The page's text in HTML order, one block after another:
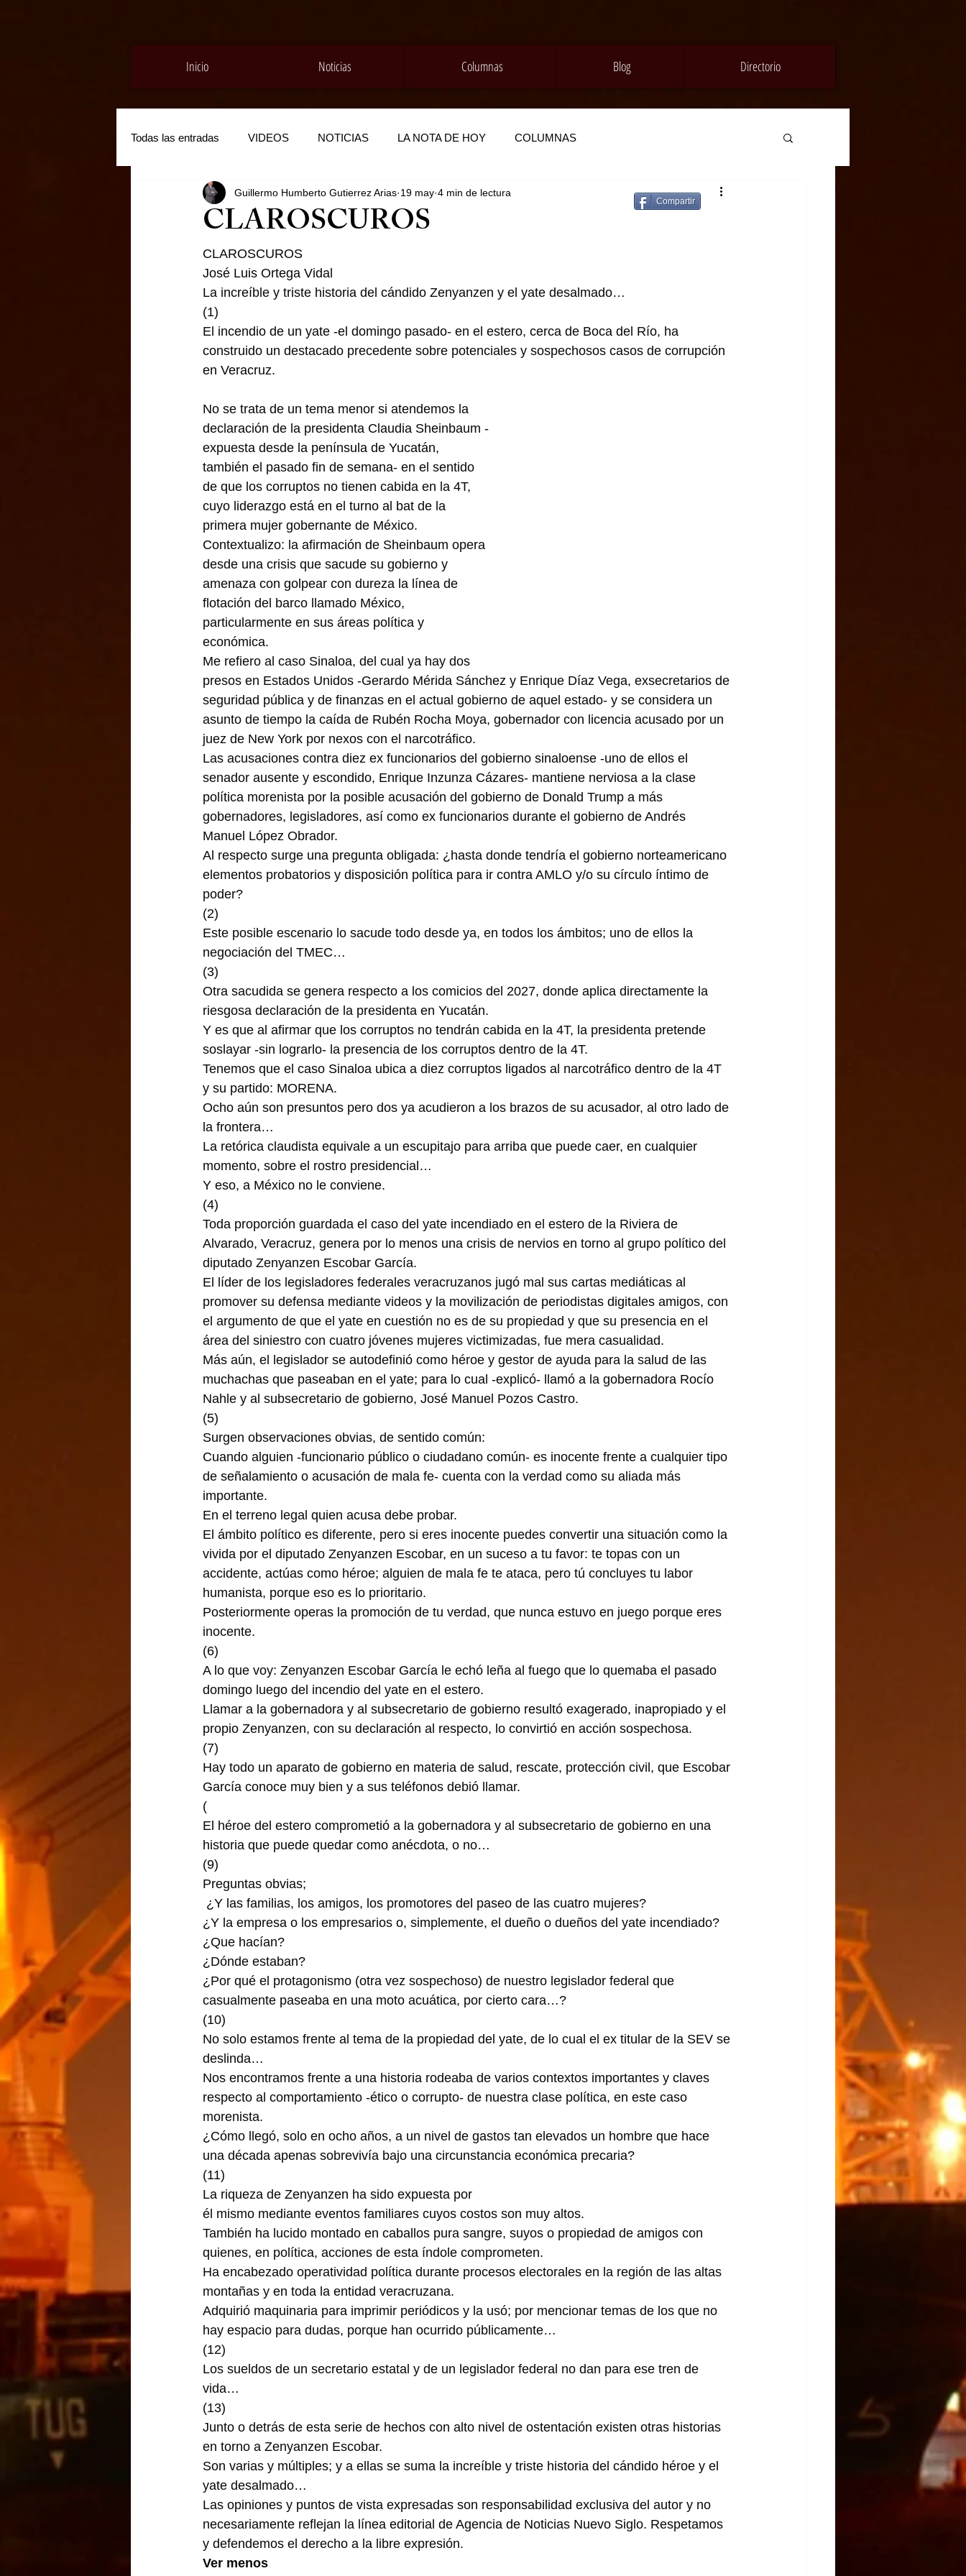
Inicio Noticias Columnas Blog Directorio
Todas las entradas VIDEOS NOTICIAS LA NOTA DE HOY COLUMNAS
CLAROSCUROS
Guillermo Humberto Gutierrez Arias 19 may 4 min de lectura
CLAROSCUROS
José Luis Ortega Vidal
La increíble y triste historia del cándido Zenyanzen y el yate desalmado…
(1)
El incendio de un yate -el domingo pasado- en el estero, cerca de Boca del Río, ha
construido un destacado precedente sobre potenciales y sospechosos casos de corrupción
en Veracruz.
No se trata de un tema menor si atendemos la
declaración de la presidenta Claudia Sheinbaum -
expuesta desde la península de Yucatán,
también el pasado fin de semana- en el sentido
de que los corruptos no tienen cabida en la 4T,
cuyo liderazgo está en el turno al bat de la
primera mujer gobernante de México.
Contextualizo: la afirmación de Sheinbaum opera
desde una crisis que sacude su gobierno y
amenaza con golpear con dureza la línea de
flotación del barco llamado México,
particularmente en sus áreas política y
económica.
Me refiero al caso Sinaloa, del cual ya hay dos
presos en Estados Unidos -Gerardo Mérida Sánchez y Enrique Díaz Vega, exsecretarios de
seguridad pública y de finanzas en el actual gobierno de aquel estado- y se considera un
asunto de tiempo la caída de Rubén Rocha Moya, gobernador con licencia acusado por un
juez de New York por nexos con el narcotráfico.
Las acusaciones contra diez ex funcionarios del gobierno sinaloense -uno de ellos el
senador ausente y escondido, Enrique Inzunza Cázares- mantiene nerviosa a la clase
política morenista por la posible acusación del gobierno de Donald Trump a más
gobernadores, legisladores, así como ex funcionarios durante el gobierno de Andrés
Manuel López Obrador.
Al respecto surge una pregunta obligada: ¿hasta donde tendría el gobierno norteamericano
elementos probatorios y disposición política para ir contra AMLO y/o su círculo íntimo de
poder?
(2)
Este posible escenario lo sacude todo desde ya, en todos los ámbitos; uno de ellos la
negociación del TMEC…
(3)
Otra sacudida se genera respecto a los comicios del 2027, donde aplica directamente la
riesgosa declaración de la presidenta en Yucatán.
Y es que al afirmar que los corruptos no tendrán cabida en la 4T, la presidenta pretende
soslayar -sin lograrlo- la presencia de los corruptos dentro de la 4T.
Tenemos que el caso Sinaloa ubica a diez corruptos ligados al narcotráfico dentro de la 4T
y su partido: MORENA.
Ocho aún son presuntos pero dos ya acudieron a los brazos de su acusador, al otro lado de
la frontera…
La retórica claudista equivale a un escupitajo para arriba que puede caer, en cualquier
momento, sobre el rostro presidencial…
Y eso, a México no le conviene.
(4)
Toda proporción guardada el caso del yate incendiado en el estero de la Riviera de
Alvarado, Veracruz, genera por lo menos una crisis de nervios en torno al grupo político del
diputado Zenyanzen Escobar García.
El líder de los legisladores federales veracruzanos jugó mal sus cartas mediáticas al
promover su defensa mediante videos y la movilización de periodistas digitales amigos, con
el argumento de que el yate en cuestión no es de su propiedad y que su presencia en el
área del siniestro con cuatro jóvenes mujeres victimizadas, fue mera casualidad.
Más aún, el legislador se autodefinió como héroe y gestor de ayuda para la salud de las
muchachas que paseaban en el yate; para lo cual -explicó- llamó a la gobernadora Rocío
Nahle y al subsecretario de gobierno, José Manuel Pozos Castro.
(5)
Surgen observaciones obvias, de sentido común:
Cuando alguien -funcionario público o ciudadano común- es inocente frente a cualquier tipo
de señalamiento o acusación de mala fe- cuenta con la verdad como su aliada más
importante.
En el terreno legal quien acusa debe probar.
El ámbito político es diferente, pero si eres inocente puedes convertir una situación como la
vivida por el diputado Zenyanzen Escobar, en un suceso a tu favor: te topas con un
accidente, actúas como héroe; alguien de mala fe te ataca, pero tú concluyes tu labor
humanista, porque eso es lo prioritario.
Posteriormente operas la promoción de tu verdad, que nunca estuvo en juego porque eres
inocente.
(6)
A lo que voy: Zenyanzen Escobar García le echó leña al fuego que lo quemaba el pasado
domingo luego del incendio del yate en el estero.
Llamar a la gobernadora y al subsecretario de gobierno resultó exagerado, inapropiado y el
propio Zenyanzen, con su declaración al respecto, lo convirtió en acción sospechosa.
(7)
Hay todo un aparato de gobierno en materia de salud, rescate, protección civil, que Escobar
García conoce muy bien y a sus teléfonos debió llamar.
(
El héroe del estero comprometió a la gobernadora y al subsecretario de gobierno en una
historia que puede quedar como anécdota, o no…
(9)
Preguntas obvias;
¿Y las familias, los amigos, los promotores del paseo de las cuatro mujeres?
¿Y la empresa o los empresarios o, simplemente, el dueño o dueños del yate incendiado?
¿Que hacían?
¿Dónde estaban?
¿Por qué el protagonismo (otra vez sospechoso) de nuestro legislador federal que
casualmente paseaba en una moto acuática, por cierto cara…?
(10)
No solo estamos frente al tema de la propiedad del yate, de lo cual el ex titular de la SEV se
deslinda…
Nos encontramos frente a una historia rodeaba de varios contextos importantes y claves
respecto al comportamiento -ético o corrupto- de nuestra clase política, en este caso
morenista.
¿Cómo llegó, solo en ocho años, a un nivel de gastos tan elevados un hombre que hace
una década apenas sobrevivía bajo una circunstancia económica precaria?
(11)
La riqueza de Zenyanzen ha sido expuesta por
él mismo mediante eventos familiares cuyos costos son muy altos.
También ha lucido montado en caballos pura sangre, suyos o propiedad de amigos con
quienes, en política, acciones de esta índole comprometen.
Ha encabezado operatividad política durante procesos electorales en la región de las altas
montañas y en toda la entidad veracruzana.
Adquirió maquinaria para imprimir periódicos y la usó; por mencionar temas de los que no
hay espacio para dudas, porque han ocurrido públicamente…
(12)
Los sueldos de un secretario estatal y de un legislador federal no dan para ese tren de
vida…
(13)
Junto o detrás de esta serie de hechos con alto nivel de ostentación existen otras historias
en torno a Zenyanzen Escobar.
Son varias y múltiples; y a ellas se suma la increíble y triste historia del cándido héroe y el
yate desalmado…
Las opiniones y puntos de vista expresadas son responsabilidad exclusiva del autor y no
necesariamente reflejan la línea editorial de Agencia de Noticias Nuevo Siglo. Respetamos
y defendemos el derecho a la libre expresión.
Ver menos
Compartir